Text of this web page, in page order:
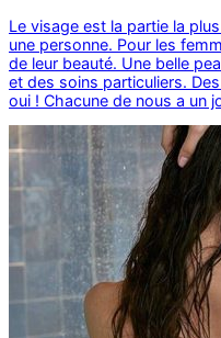
Le visage est la partie la
une personne. Pour les
de leur beauté. Une belle
et des soins particuliers.
oui ! Chacune de nous a un